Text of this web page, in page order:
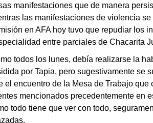
manifestaciones que de manera
las manifestaciones de violencia
en AFA hoy tuvo que repudiar los
entre parciales de Chacarita
todos los lunes, debía realizarse la
por Tapia, pero sugestivamente se
el encuentro de la Mesa de Trabajo que
mencionados precedentemente en
todo tiene que ver con todo,